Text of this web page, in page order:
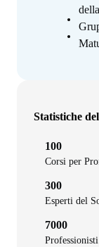
Statistiche
100
Corsi per
300
Esperti del
7000